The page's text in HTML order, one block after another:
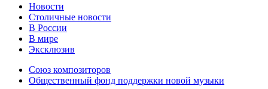
Новости
Столичные новости
В России
В мире
Эксклюзив
Союз композиторов
Общественный фонд поддержки новой музыки